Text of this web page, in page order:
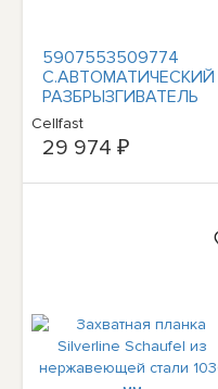
5907553509774
C.АВТОМАТИЧЕСКИЙ
РАЗБРЫЗГИВАТЕЛЬ
ERGO 1/2 20 м +
РАЗБРЫЗГИВАТЕЛЬ
Cellfast
29 974 ₽